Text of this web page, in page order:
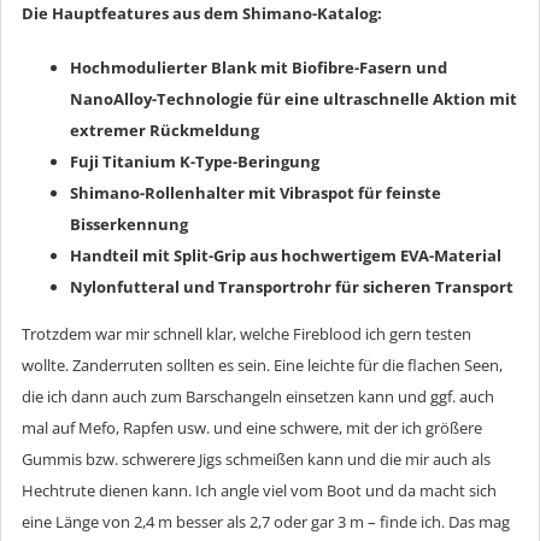
Die Hauptfeatures aus dem Shimano-Katalog:
Hochmodulierter Blank mit Biofibre-Fasern und
NanoAlloy-Technologie für eine ultraschnelle Aktion mit
extremer Rückmeldung
Fuji Titanium K-Type-Beringung
Shimano-Rollenhalter mit Vibraspot für feinste
Bisserkennung
Handteil mit Split-Grip aus hochwertigem EVA-Material
Nylonfutteral und Transportrohr für sicheren Transport
Trotzdem war mir schnell klar, welche Fireblood ich gern testen
wollte. Zanderruten sollten es sein. Eine leichte für die flachen Seen,
die ich dann auch zum Barschangeln einsetzen kann und ggf. auch
mal auf Mefo, Rapfen usw. und eine schwere, mit der ich größere
Gummis bzw. schwerere Jigs schmeißen kann und die mir auch als
Hechtrute dienen kann. Ich angle viel vom Boot und da macht sich
eine Länge von 2,4 m besser als 2,7 oder gar 3 m – finde ich. Das mag